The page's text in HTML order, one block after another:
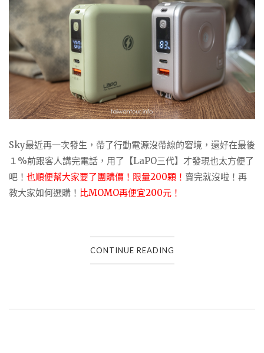
Sky最近再一次發生，帶了行動電源沒帶線的窘境，還好在最後
１%前跟客人講完電話，用了【LaPO三代】才發現也太方便了
吧！ 也順便幫大家要了團購價！限量200顆！ 賣完就沒啦！再
教大家如何選購！ 比MOMO再便宜200元！
CONTINUE READING